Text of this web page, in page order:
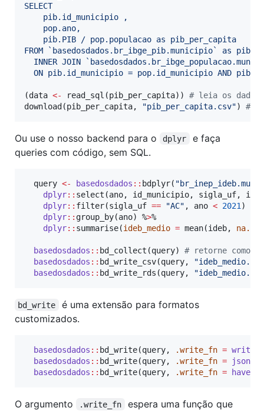
SELECT
    pib.id_municipio ,
    pop.ano,
    pib.PIB / pop.populacao as pib_per_capita
FROM `basedosdados.br_ibge_pib.municipio` as pib
INNER JOIN
ON pib.id_municipio = pop.id_municipio AND
(data <- read_sql(pib_per_capita)) # leia os dados
download(pib_per_capita, "pib_per_capita.csv") #
Ou use o nosso backend para o dplyr
e faça
queries com código, sem SQL.
query <- basedosdados :: bdplyr( "
dplyr:: select(ano, id_municipio, sigla_uf, ideb
dplyr:: filter(sigla_uf == "AC" , ano < 2021 ) %
dplyr:: group_by(ano) %>%
dplyr:: summarise(ideb_medio = mean(ideb, na.rm
basedosdados :: bd_collect(query) # retorne como
basedosdados :: bd_write_csv(query, "ideb_medio.csv
basedosdados :: bd_write_rds(query, "ideb_medio.rds
bd_write
é uma extensão para formatos
customizados.
basedosdados :: bd_write(query, .write_fn = writexl
basedosdados :: bd_write(query, .write_fn =
basedosdados :: bd_write(query, .write_fn = haven
O argumento .write_fn
espera uma função que